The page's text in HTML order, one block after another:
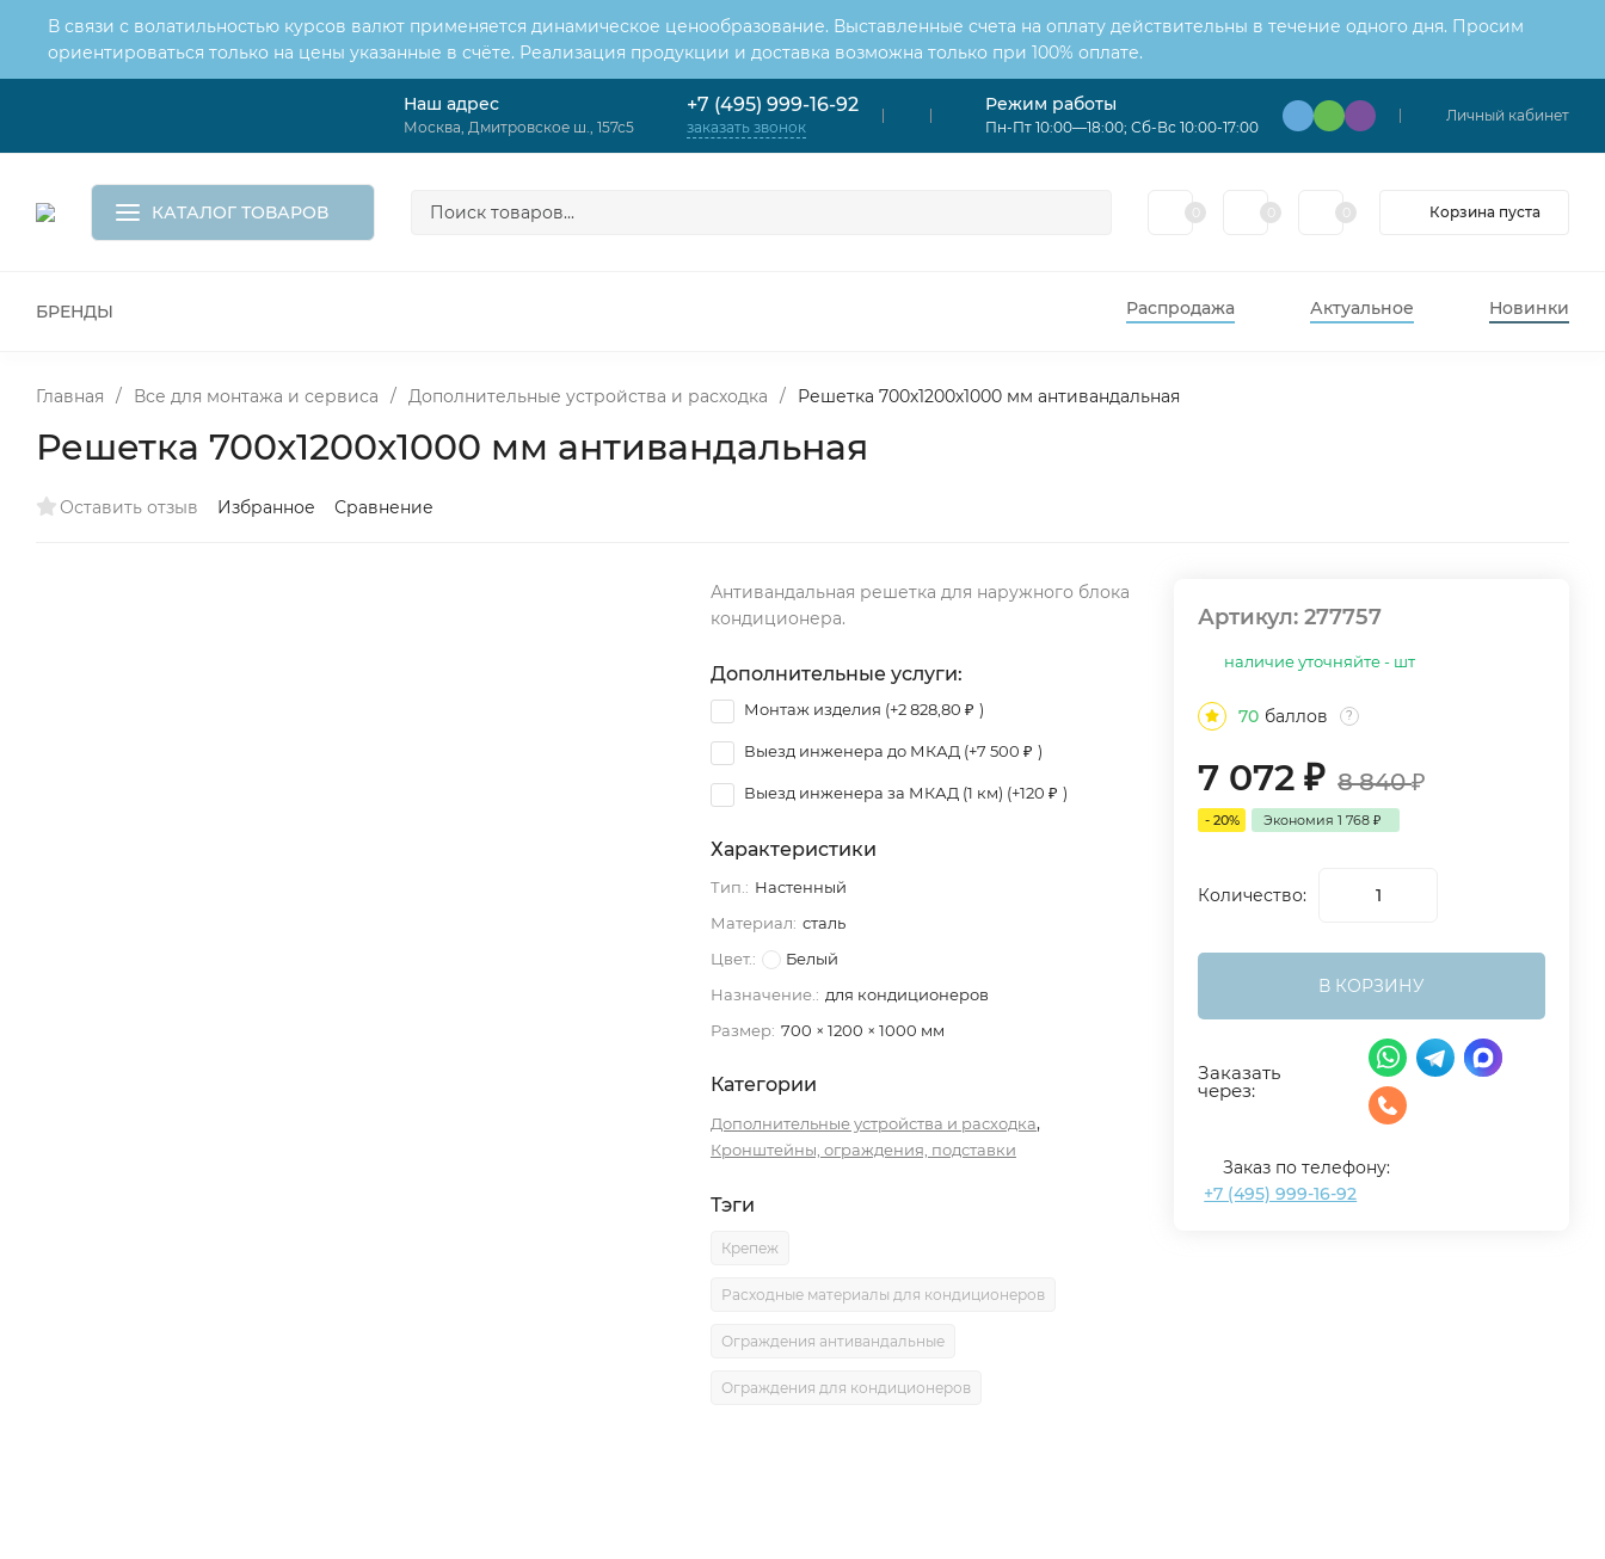
В связи с волатильностью курсов валют применяется динамическое ценообразование. Выставленные счета на оплату действительны в течение одного дня. Просим
ориентироваться только на цены указанные в счёте. Реализация продукции и доставка возможна только при 100% оплате.
Корзина
Наш адрес
Москва, Дмитровское ш., 157с5
+7 (495) 999-16-92
заказать звонок
Режим работы
Пн-Пт 10:00—18:00; Сб-Вс 10:00-17:00
Личный кабинет
КАТАЛОГ ТОВАРОВ Корзина пуста
БРЕНДЫ Распродажа Актуальное Новинки
Главная / Все для монтажа и сервиса / Дополнительные устройства и расходка / Решетка 700х1200х1000 мм антивандальная
Решетка 700х1200х1000 мм антивандальная
Оставить отзыв Избранное Сравнение
Антивандальная решетка для наружного блока
кондиционера.
Дополнительные услуги:
Монтаж изделия (+2 828,80 ₽ )
Выезд инженера до МКАД (+7 500 ₽ )
Выезд инженера за МКАД (1 км) (+120 ₽ )
Характеристики
Тип.: Настенный
Материал: сталь
Цвет.:
Белый
Назначение.: для кондиционеров
Размер: 700 × 1200 × 1000 мм
Категории
Дополнительные устройства и расходка,
Кронштейны, ограждения, подставки
Тэги
Крепеж
Расходные материалы для кондиционеров
Ограждения антивандальные
Ограждения для кондиционеров
Артикул:277757
наличие уточняйте - шт
70 баллов ?
7 072₽ 8 840₽
- 20% Экономия1 768₽
Количество:
В КОРЗИНУ
Заказать
через:
Заказ по телефону:
+7 (495) 999-16-92